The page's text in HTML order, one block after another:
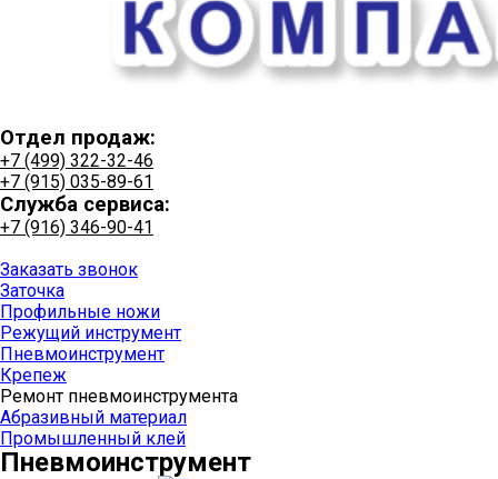
Отдел продаж:
+7 (499) 322-32-46
+7 (915) 035-89-61
Служба сервиса:
+7 (916) 346-90-41
Заказать звонок
Заточка
Профильные ножи
Режущий инструмент
Пневмоинструмент
Крепеж
Ремонт пневмоинструмента
Абразивный материал
Промышленный клей
Пневмоинструмент